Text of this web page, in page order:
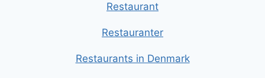
Restaurant
Restauranter
Restaurants in Denmark